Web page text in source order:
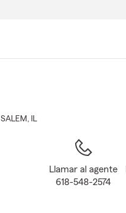
SALEM , IL
Llamar al agente
618-548-2574